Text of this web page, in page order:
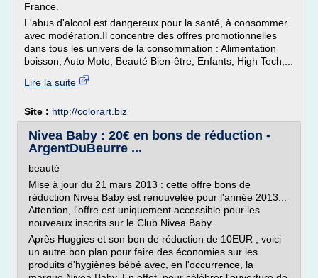
France.
L'abus d'alcool est dangereux pour la santé, à consommer
avec modération.Il concentre des offres promotionnelles
dans tous les univers de la consommation : Alimentation
boisson, Auto Moto, Beauté Bien-être, Enfants, High Tech,...
Lire la suite
Site : http://colorart.biz
Nivea Baby : 20€ en bons de réduction -
ArgentDuBeurre ...
beauté
Mise à jour du 21 mars 2013 : cette offre bons de
réduction Nivea Baby est renouvelée pour l'année 2013...
Attention, l'offre est uniquement accessible pour les
nouveaux inscrits sur le Club Nivea Baby.
Après Huggies et son bon de réduction de 10EUR , voici
un autre bon plan pour faire des économies sur les
produits d'hygiènes bébé avec, en l'occurrence, la